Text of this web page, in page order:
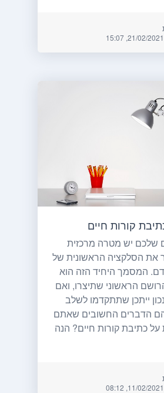
שלכם יש מטרה מרכזית
את הסלקציה הראשונית של
המסמך היחיד הזה הוא
הראשוני שתיצרו, ואם
ייתכן שתתקדמו לשלב
הדברים החשובים שאתם
על כתיבת קורות חיים? הנה